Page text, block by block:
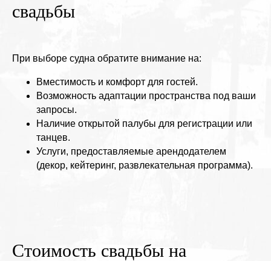
свадьбы
При выборе судна обратите внимание на:
Вместимость и комфорт для гостей.
Возможность адаптации пространства под ваши
запросы.
Наличие открытой палубы для регистрации или
танцев.
Услуги, предоставляемые арендодателем
(декор, кейтеринг, развлекательная программа).
Стоимость свадьбы на